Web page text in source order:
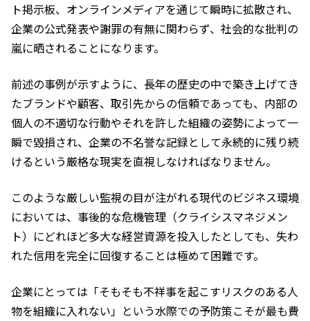
ト掲示板、オンラインメディアを通じて瞬時に拡散され、
企業の公式発表や謝罪の有無に関わらず、社会的な批判の
嵐に晒されることになります。
前述の事例が示すように、長年の歴史の中で築き上げてき
たブランドや顧客、取引先からの信頼であっても、内部の
個人の不適切な行動やそれを許した組織の姿勢によって一
瞬で毀損され、企業の不名誉な記録として永続的に残り続
けるという厳格な現実を直視しなければなりません。
このような厳しい監視の目が注がれる現代のビジネス環境
においては、事後的な危機管理（クライシスマネジメン
ト）にどれほど多大な経営資源を投入したとしても、失わ
れた信用を完全に回復することは極めて困難です。
企業にとっては「そもそも不祥事を起こすリスクのある人
物を組織に入れない」という水際での予防策こそが最も費